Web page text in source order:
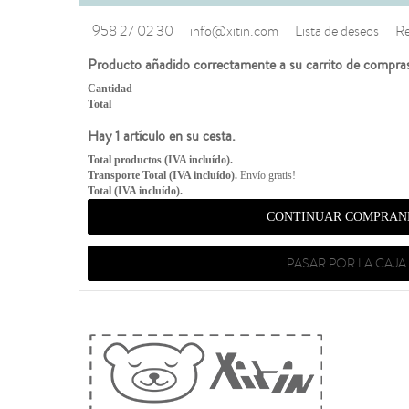
958 27 02 30 info@xitin.com Lista de deseos
Producto añadido correctamente a su carrito de
Cantidad
Total
Hay 1 artículo en su cesta.
Total productos (IVA incluído).
Transporte Total (IVA incluído). Envío gratis!
Total (IVA incluído).
CONTINUAR
PASAR POR LA CAJA